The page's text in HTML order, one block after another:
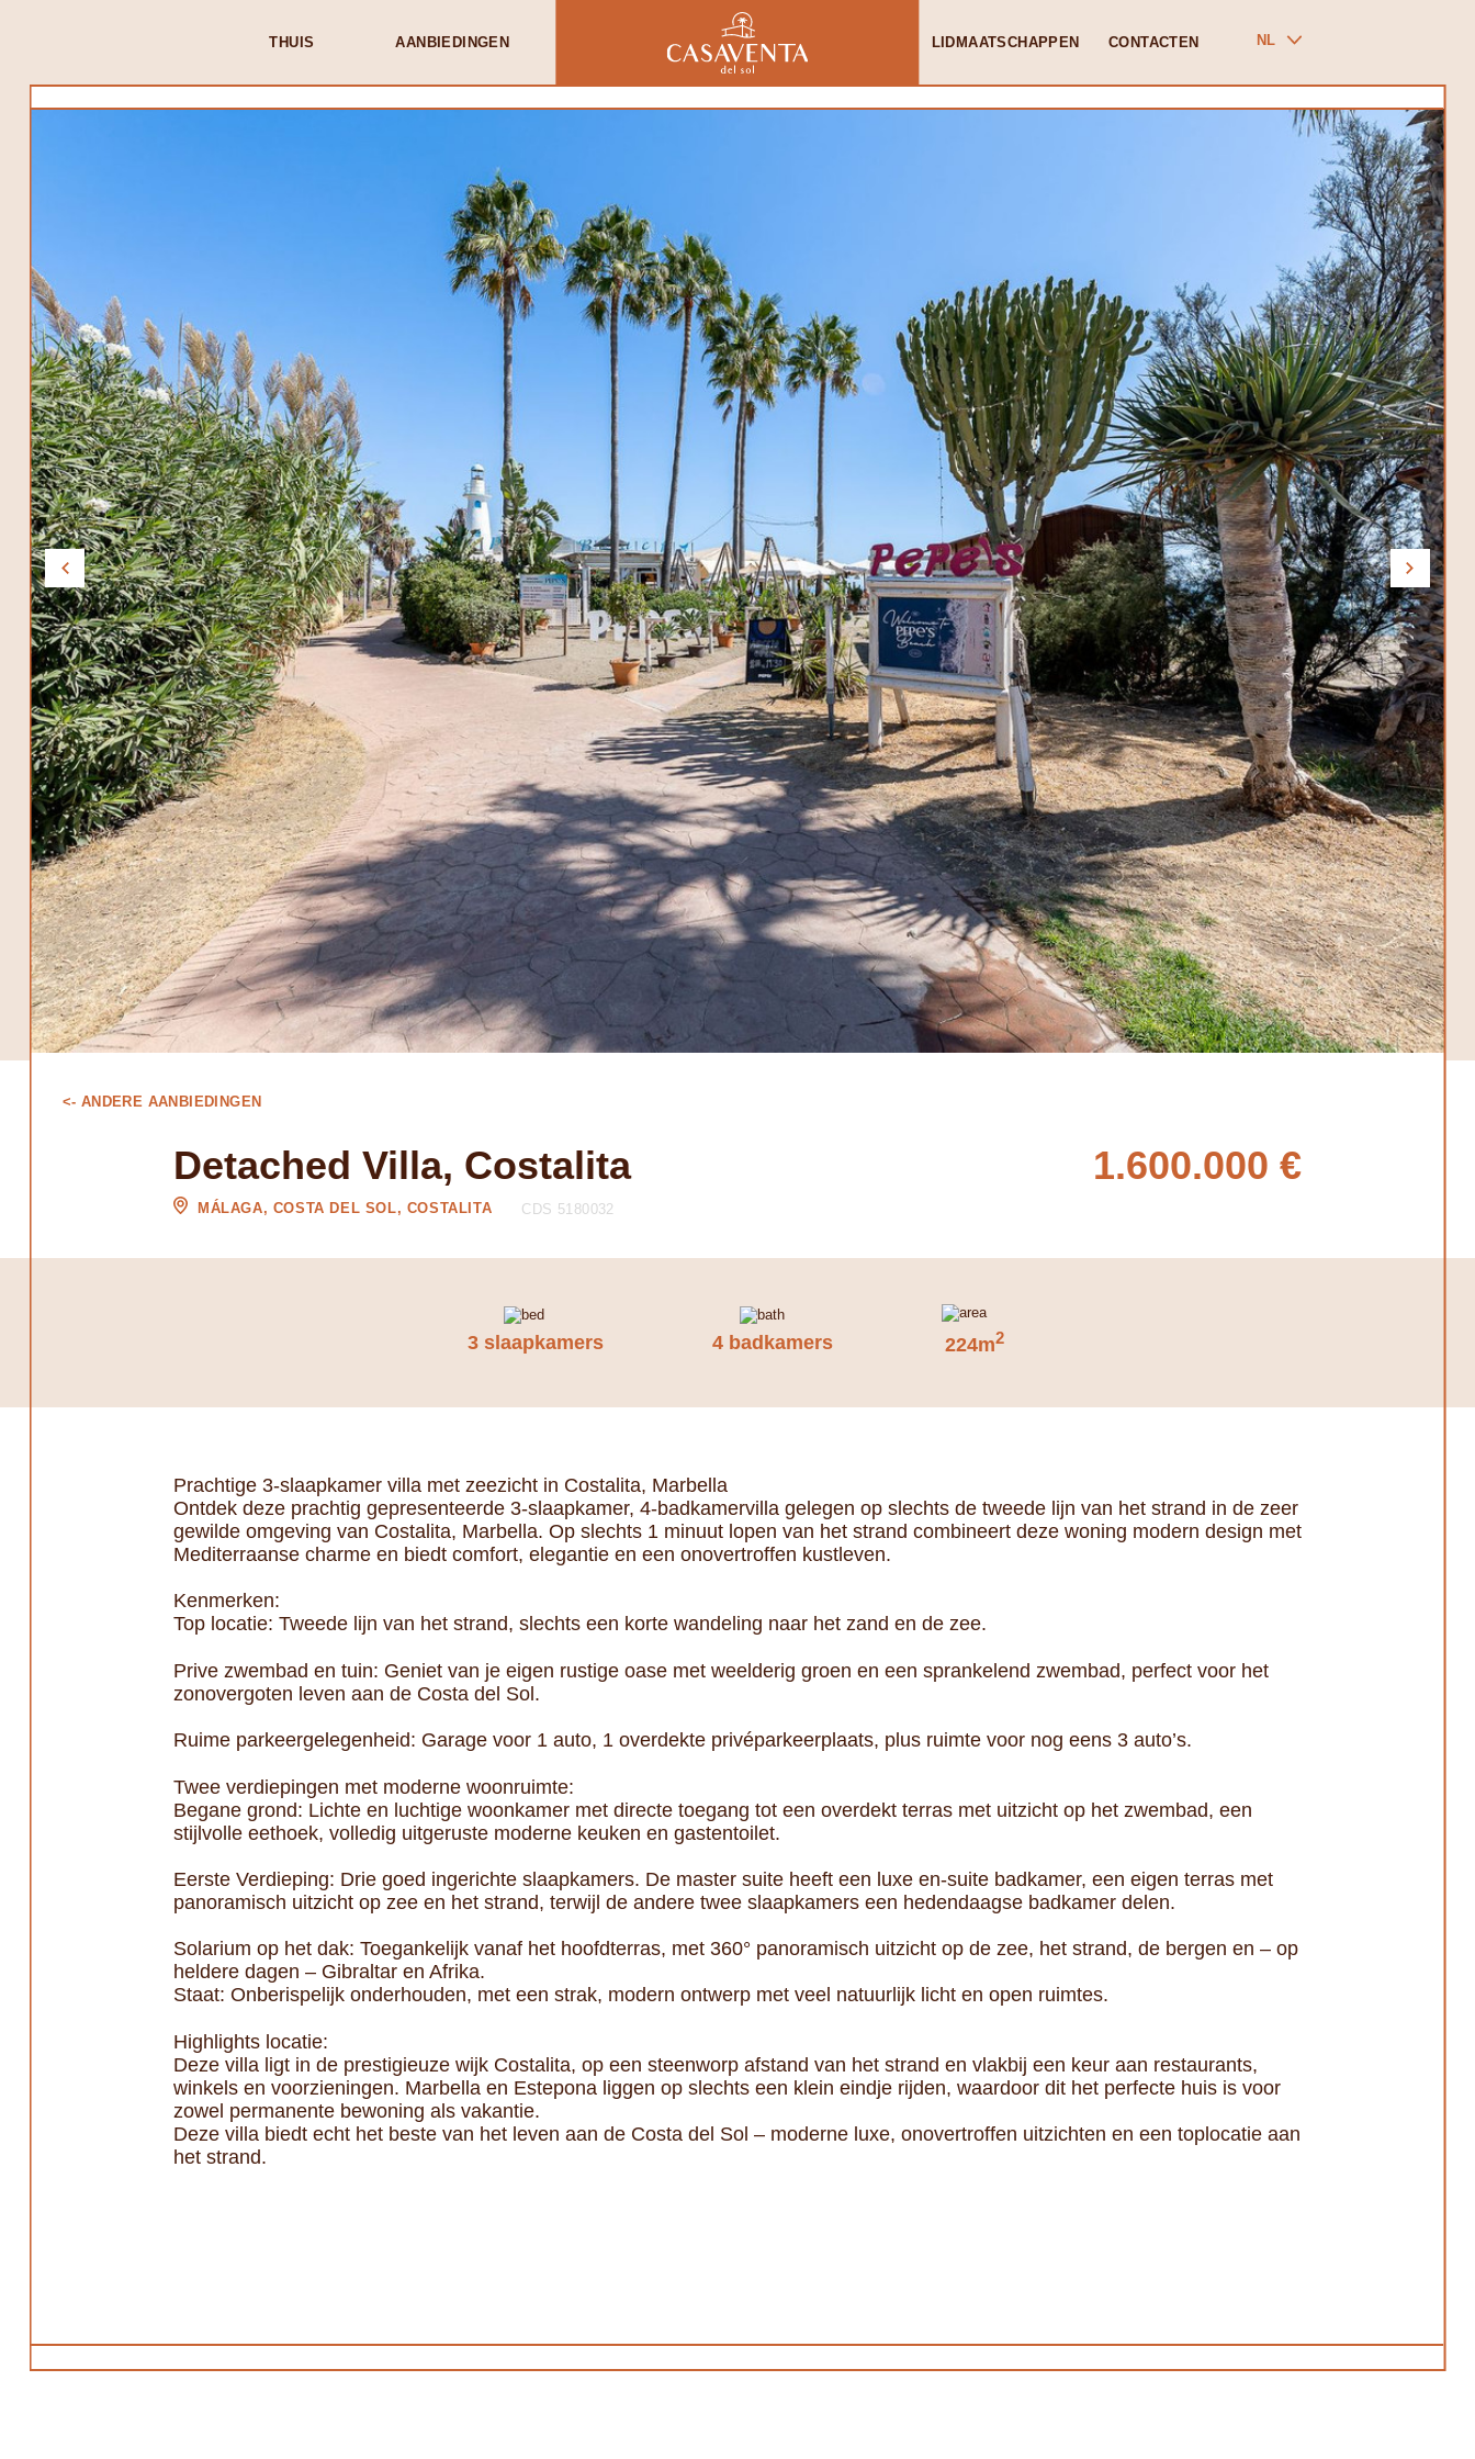
THUIS AANBIEDINGEN LIDMAATSCHAPPEN CONTACTEN NL
<- ANDERE AANBIEDINGEN
Detached Villa, Costalita
MÁLAGA, COSTA DEL SOL, COSTALITA CDS 5180032
1.600.000 €
3 slaapkamers 4 badkamers 224m2
Prachtige 3-slaapkamer villa met zeezicht in Costalita, Marbella
Ontdek deze prachtig gepresenteerde 3-slaapkamer, 4-badkamervilla gelegen op slechts de tweede lijn van het strand in de zeer
gewilde omgeving van Costalita, Marbella. Op slechts 1 minuut lopen van het strand combineert deze woning modern design met
Mediterraanse charme en biedt comfort, elegantie en een onovertroffen kustleven.
Kenmerken:
Top locatie: Tweede lijn van het strand, slechts een korte wandeling naar het zand en de zee.
Prive zwembad en tuin: Geniet van je eigen rustige oase met weelderig groen en een sprankelend zwembad, perfect voor het
zonovergoten leven aan de Costa del Sol.
Ruime parkeergelegenheid: Garage voor 1 auto, 1 overdekte privéparkeerplaats, plus ruimte voor nog eens 3 auto’s.
Twee verdiepingen met moderne woonruimte:
Begane grond: Lichte en luchtige woonkamer met directe toegang tot een overdekt terras met uitzicht op het zwembad, een
stijlvolle eethoek, volledig uitgeruste moderne keuken en gastentoilet.
Eerste Verdieping: Drie goed ingerichte slaapkamers. De master suite heeft een luxe en-suite badkamer, een eigen terras met
panoramisch uitzicht op zee en het strand, terwijl de andere twee slaapkamers een hedendaagse badkamer delen.
Solarium op het dak: Toegankelijk vanaf het hoofdterras, met 360° panoramisch uitzicht op de zee, het strand, de bergen en – op
heldere dagen – Gibraltar en Afrika.
Staat: Onberispelijk onderhouden, met een strak, modern ontwerp met veel natuurlijk licht en open ruimtes.
Highlights locatie:
Deze villa ligt in de prestigieuze wijk Costalita, op een steenworp afstand van het strand en vlakbij een keur aan restaurants,
winkels en voorzieningen. Marbella en Estepona liggen op slechts een klein eindje rijden, waardoor dit het perfecte huis is voor
zowel permanente bewoning als vakantie.
Deze villa biedt echt het beste van het leven aan de Costa del Sol – moderne luxe, onovertroffen uitzichten en een toplocatie aan
het strand.